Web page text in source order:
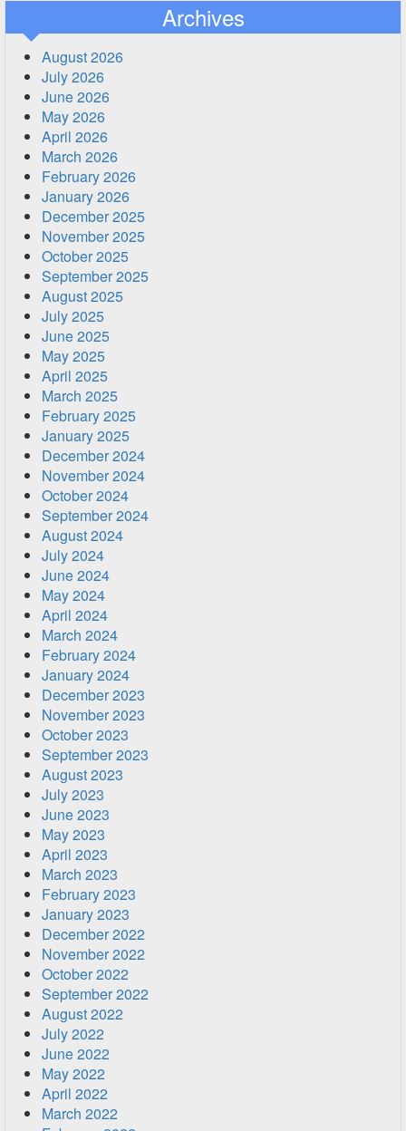
Archives
August 2026
July 2026
June 2026
May 2026
April 2026
March 2026
February 2026
January 2026
December 2025
November 2025
October 2025
September 2025
August 2025
July 2025
June 2025
May 2025
April 2025
March 2025
February 2025
January 2025
December 2024
November 2024
October 2024
September 2024
August 2024
July 2024
June 2024
May 2024
April 2024
March 2024
February 2024
January 2024
December 2023
November 2023
October 2023
September 2023
August 2023
July 2023
June 2023
May 2023
April 2023
March 2023
February 2023
January 2023
December 2022
November 2022
October 2022
September 2022
August 2022
July 2022
June 2022
May 2022
April 2022
March 2022